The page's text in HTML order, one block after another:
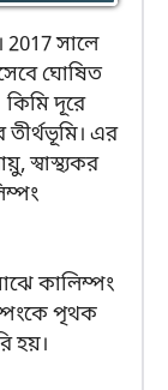
2017 সালে
ঘোষিত
কিমি দূরে
তীর্থভূমি। এর
স্বাস্থ্যকর
কালিম্পং
পৃথক
হয়।